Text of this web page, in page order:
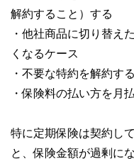
解約すること）する
・他社商品に切り替え
くなるケース
・不要な特約を解約する
・保険料の払い方を月
特に定期保険は契約し
と、保険金額が過剰に